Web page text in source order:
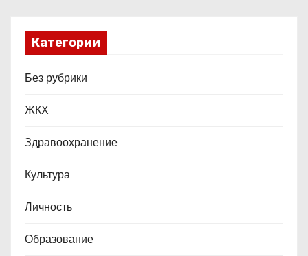
я
з
а
п
и
с
е
Категории
Без рубрики
ЖКХ
Здравоохранение
Культура
Личность
Образование